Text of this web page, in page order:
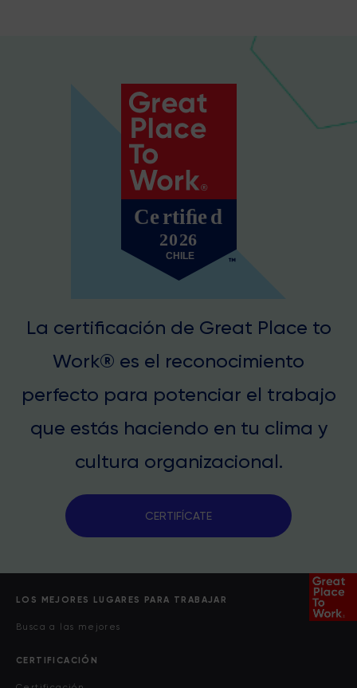
La certificación de Great Place to
Work® es el reconocimiento
perfecto para potenciar el trabajo
que estás haciendo en tu clima y
cultura organizacional.
CERTIFÍCATE
LOS MEJORES LUGARES PARA TRABAJAR
Busca a las mejores
CERTIFICACIÓN